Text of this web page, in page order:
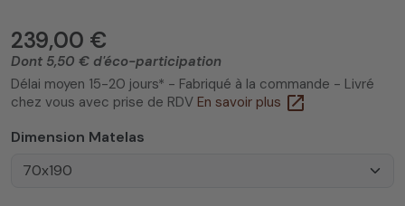
239,00 €
Dont 5,50 € d'éco-participation
Délai moyen 15-20 jours* - Fabriqué à la commande - Livré
chez vous avec prise de RDV En savoir plus open_in_new
Dimension Matelas